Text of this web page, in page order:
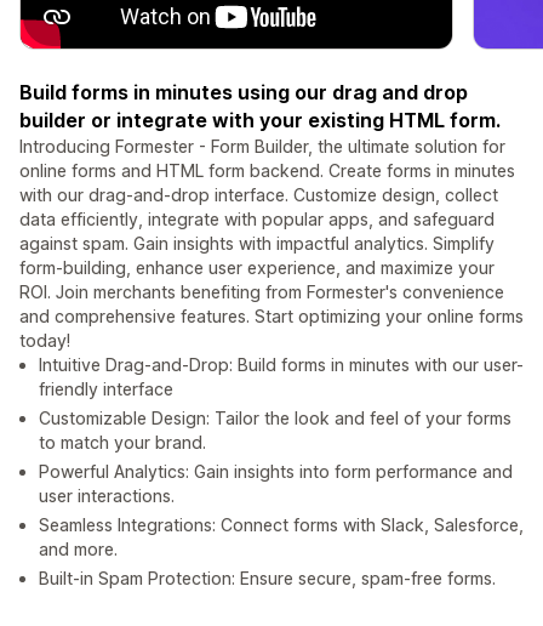
Build forms in minutes using our drag and drop
builder or integrate with your existing HTML form.
Introducing Formester - Form Builder, the ultimate solution for
online forms and HTML form backend. Create forms in minutes
with our drag-and-drop interface. Customize design, collect
data efficiently, integrate with popular apps, and safeguard
against spam. Gain insights with impactful analytics. Simplify
form-building, enhance user experience, and maximize your
ROI. Join merchants benefiting from Formester's convenience
and comprehensive features. Start optimizing your online forms
today!
Intuitive Drag-and-Drop: Build forms in minutes with our user-
friendly interface
Customizable Design: Tailor the look and feel of your forms
to match your brand.
Powerful Analytics: Gain insights into form performance and
user interactions.
Seamless Integrations: Connect forms with Slack, Salesforce,
and more.
Built-in Spam Protection: Ensure secure, spam-free forms.